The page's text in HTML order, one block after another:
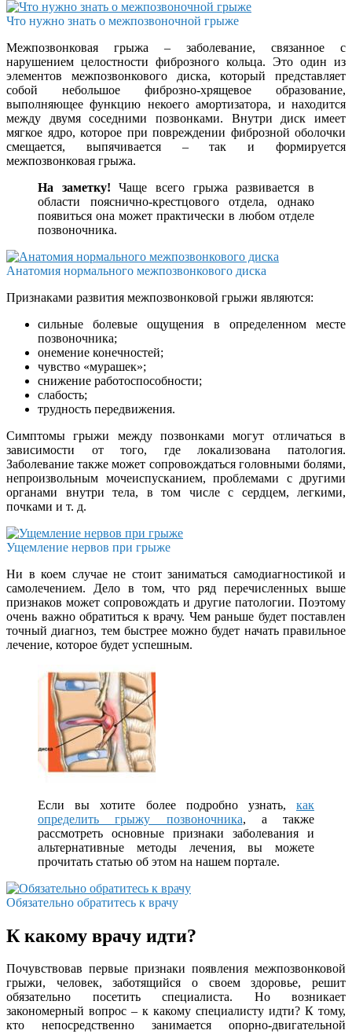
Что нужно знать о межпозвоночной грыже
Межпозвонковая грыжа – заболевание, связанное с
нарушением целостности фиброзного кольца. Это один из
элементов межпозвонкового диска, который представляет
собой небольшое фиброзно-хрящевое образование,
выполняющее функцию некоего амортизатора, и находится
между двумя соседними позвонками. Внутри диск имеет
мягкое ядро, которое при повреждении фиброзной оболочки
смещается, выпячивается – так и формируется
межпозвонковая грыжа.
На заметку! Чаще всего грыжа развивается в
области пояснично-крестцового отдела, однако
появиться она может практически в любом отделе
позвоночника.
Анатомия нормального межпозвонкового диска
Признаками развития межпозвонковой грыжи являются:
сильные болевые ощущения в определенном месте
позвоночника;
онемение конечностей;
чувство «мурашек»;
снижение работоспособности;
слабость;
трудность передвижения.
Симптомы грыжи между позвонками могут отличаться в
зависимости от того, где локализована патология.
Заболевание также может сопровождаться головными болями,
непроизвольным мочеиспусканием, проблемами с другими
органами внутри тела, в том числе с сердцем, легкими,
почками и т. д.
Ущемление нервов при грыже
Ни в коем случае не стоит заниматься самодиагностикой и
самолечением. Дело в том, что ряд перечисленных выше
признаков может сопровождать и другие патологии. Поэтому
очень важно обратиться к врачу. Чем раньше будет поставлен
точный диагноз, тем быстрее можно будет начать правильное
лечение, которое будет успешным.
Если вы хотите более подробно узнать, как
определить грыжу позвоночника, а также
рассмотреть основные признаки заболевания и
альтернативные методы лечения, вы можете
прочитать статью об этом на нашем портале.
Обязательно обратитесь к врачу
К какому врачу идти?
Почувствовав первые признаки появления межпозвонковой
грыжи, человек, заботящийся о своем здоровье, решит
обязательно посетить специалиста. Но возникает
закономерный вопрос – к какому специалисту идти? К тому,
кто непосредственно занимается опорно-двигательной